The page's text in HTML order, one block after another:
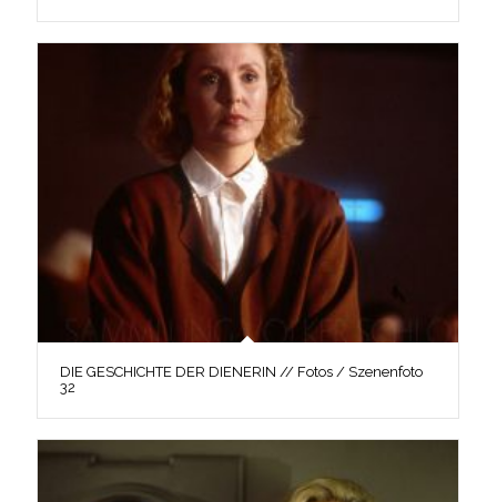
DIE GESCHICHTE DER DIENERIN // Fotos / Szenenfoto
32